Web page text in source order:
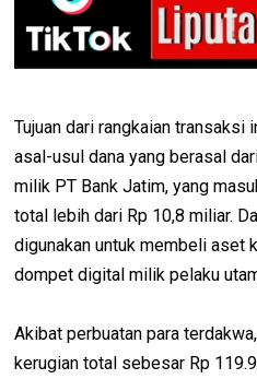
Tujuan dari rangkaian transaksi
asal-usul dana yang berasal
milik PT Bank Jatim, yang
total lebih dari Rp 10,8 miliar.
digunakan untuk membeli aset
dompet digital milik pelaku
Akibat perbuatan para
kerugian total sebesar Rp